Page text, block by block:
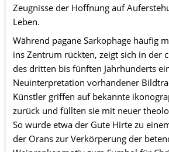
Zeugnisse der Hoffnung auf
Leben.
Während pagane Sarkophage häufig
ins Zentrum rückten, zeigt sich in der
des dritten bis fünften Jahrhunderts
Neuinterpretation vorhandener
Künstler griffen auf bekannte
zurück und füllten sie mit neuer
So wurde etwa der Gute Hirte zu
der Orans zur Verkörperung der